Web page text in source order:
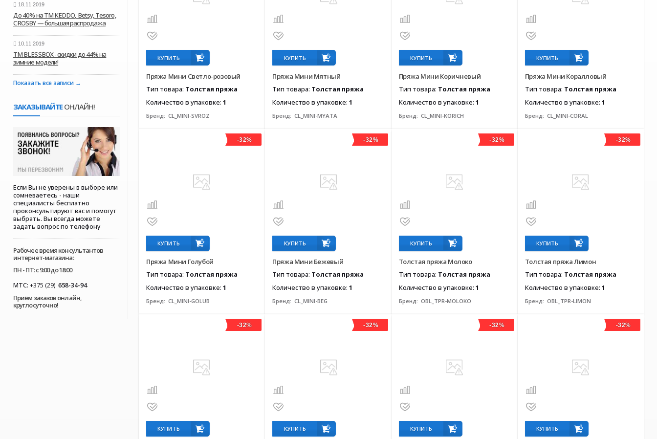
18.11.2019
До 40% на ТМ KEDDO, Betsy, Tesoro,
CROSBY — большая распродажа
10.11.2019
ТМ BLESSBOX - скидки до 44% на
зимние модели!
Показать все записи
ЗАКАЗЫВАЙТЕ ОНЛАЙН!
Если Вы не уверены в выборе или
сомневаетесь - наши
специалисты бесплатно
проконсультируют вас и помогут
выбрать. Вы всегда можете
задать вопрос по телефону
Рабочее время консультантов
интернет-магазина:
ПН - ПТ: с 9:00 до 18:00
МТС: +375 (29) 658-34-94
Приём заказов онлайн,
круглосуточно!
КУПИТЬ
Пряжа Мини Светло-розовый
Тип товара: Толстая пряжа
Количество в упаковке: 1
Бренд: CL_MINI-SVROZ
КУПИТЬ
Пряжа Мини Мятный
Тип товара: Толстая пряжа
Количество в упаковке:1
Бренд: CL_MINI-MYATA
КУПИТЬ
Пряжа Мини Коричневый
Тип товара: Толстая пряжа
Количество в упаковке: 1
Бренд: CL_MINI-KORICH
КУПИТЬ
Пряжа Мини Коралловый
Тип товара: Толстая пряжа
Количество в упаковке: 1
Бренд: CL_MINI-CORAL
-32%
КУПИТЬ
Пряжа Мини Голубой
Тип товара: Толстая пряжа
Количество в упаковке: 1
Бренд: CL_MINI-GOLUB
-32%
КУПИТЬ
Пряжа Мини Бежевый
Тип товара: Толстая пряжа
Количество в упаковке:1
Бренд: CL_MINI-BEG
-32%
КУПИТЬ
Толстая пряжа Молоко
Тип товара: Толстая пряжа
Количество в упаковке: 1
Бренд: OBL_TPR-MOLOKO
-32%
КУПИТЬ
Толстая пряжа Лимон
Тип товара: Толстая пряжа
Количество в упаковке: 1
Бренд: OBL_TPR-LIMON
-32%
КУПИТЬ
-32%
КУПИТЬ
-32%
КУПИТЬ
-32%
КУПИТЬ